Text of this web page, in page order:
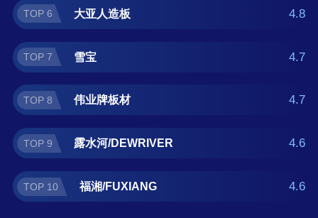
TOP 6 大亚人造板 4.8
TOP 7 雪宝 4.7
TOP 8 伟业牌板材 4.7
TOP 9 露水河/DEWRIVER 4.6
TOP 10 福湘/FUXIANG 4.6